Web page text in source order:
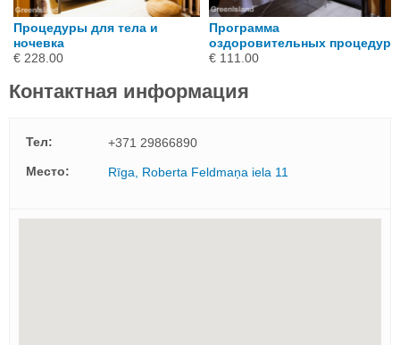
Процедуры для тела и
ночевка
€ 228.00
Программа
оздоровительных процедур
€ 111.00
Контактная информация
Тел:
+371 29866890
Mесто:
Rīga, Roberta Feldmaņa iela 11